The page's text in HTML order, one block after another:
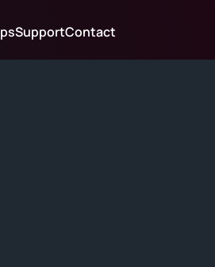
SupportContact